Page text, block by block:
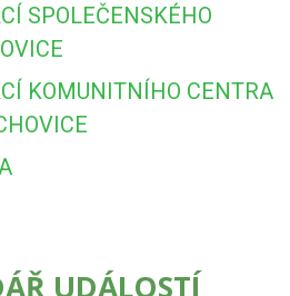
SPOLEČENSKÉHO
KOMUNITNÍHO CENTRA
UDÁLOSTÍ